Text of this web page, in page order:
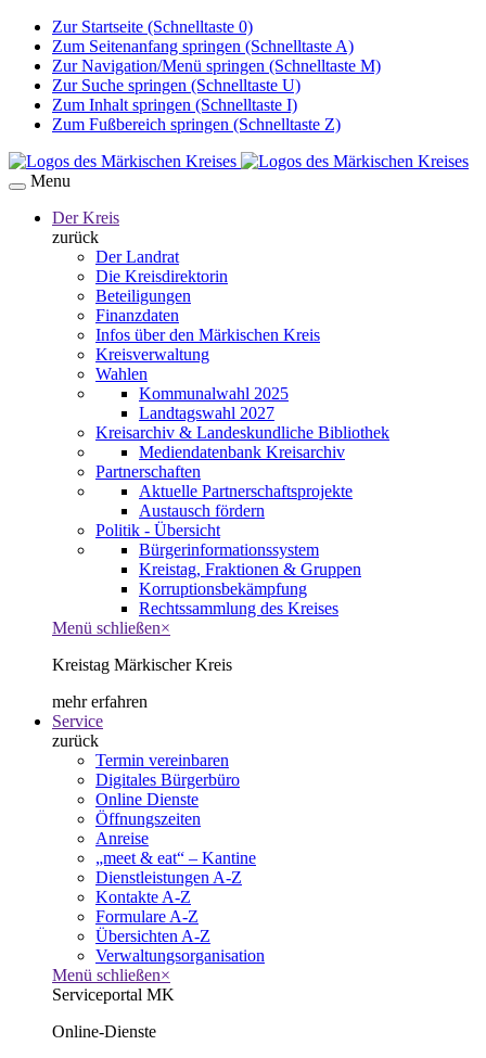
Zur Startseite (Schnelltaste 0)
Zum Seitenanfang springen (Schnelltaste A)
Zur Navigation/Menü springen (Schnelltaste M)
Zur Suche springen (Schnelltaste U)
Zum Inhalt springen (Schnelltaste I)
Zum Fußbereich springen (Schnelltaste Z)
Menu
Der Kreis
zurück
Der Landrat
Die Kreisdirektorin
Beteiligungen
Finanzdaten
Infos über den Märkischen Kreis
Kreisverwaltung
Wahlen
Kommunalwahl 2025
Landtagswahl 2027
Kreisarchiv & Landeskundliche Bibliothek
Mediendatenbank Kreisarchiv
Partnerschaften
Aktuelle Partnerschaftsprojekte
Austausch fördern
Politik - Übersicht
Bürgerinformationssystem
Kreistag, Fraktionen & Gruppen
Korruptionsbekämpfung
Rechtssammlung des Kreises
Menü schließen×
Kreistag Märkischer Kreis
mehr erfahren
Service
zurück
Termin vereinbaren
Digitales Bürgerbüro
Online Dienste
Öffnungszeiten
Anreise
„meet & eat“ – Kantine
Dienstleistungen A-Z
Kontakte A-Z
Formulare A-Z
Übersichten A-Z
Verwaltungsorganisation
Menü schließen×
Serviceportal MK
Online-Dienste